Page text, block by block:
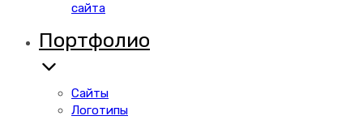
сайта
Портфолио
Сайты
Логотипы